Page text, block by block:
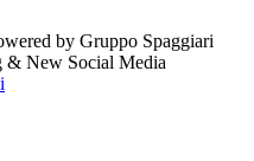
by Gruppo Spaggiari
& New Social Media